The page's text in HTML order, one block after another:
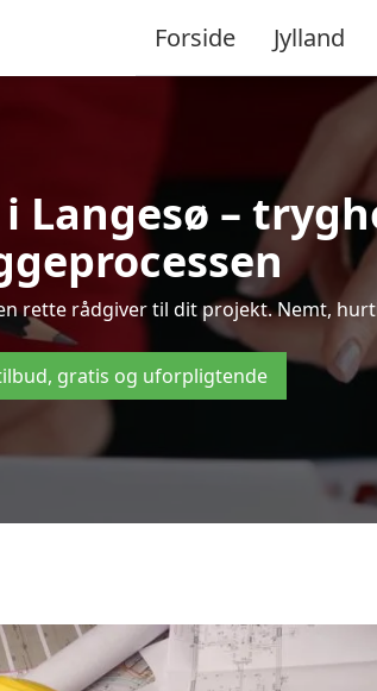
Forside Jylland
Langesø –
rette rådgiver til dit projekt. Nemt,
gratis og uforpligtende